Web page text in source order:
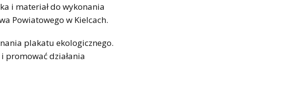
i materiał do wykonania
Powiatowego w Kielcach.
plakatu ekologicznego.
promować działania